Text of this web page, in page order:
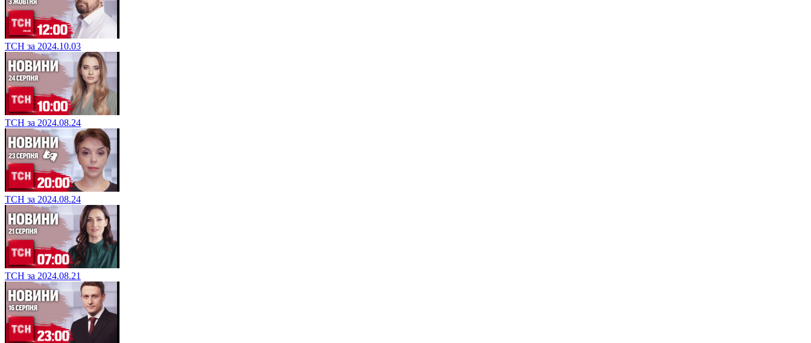
ТСН за 2024.10.03
ТСН за 2024.08.24
ТСН за 2024.08.24
ТСН за 2024.08.21